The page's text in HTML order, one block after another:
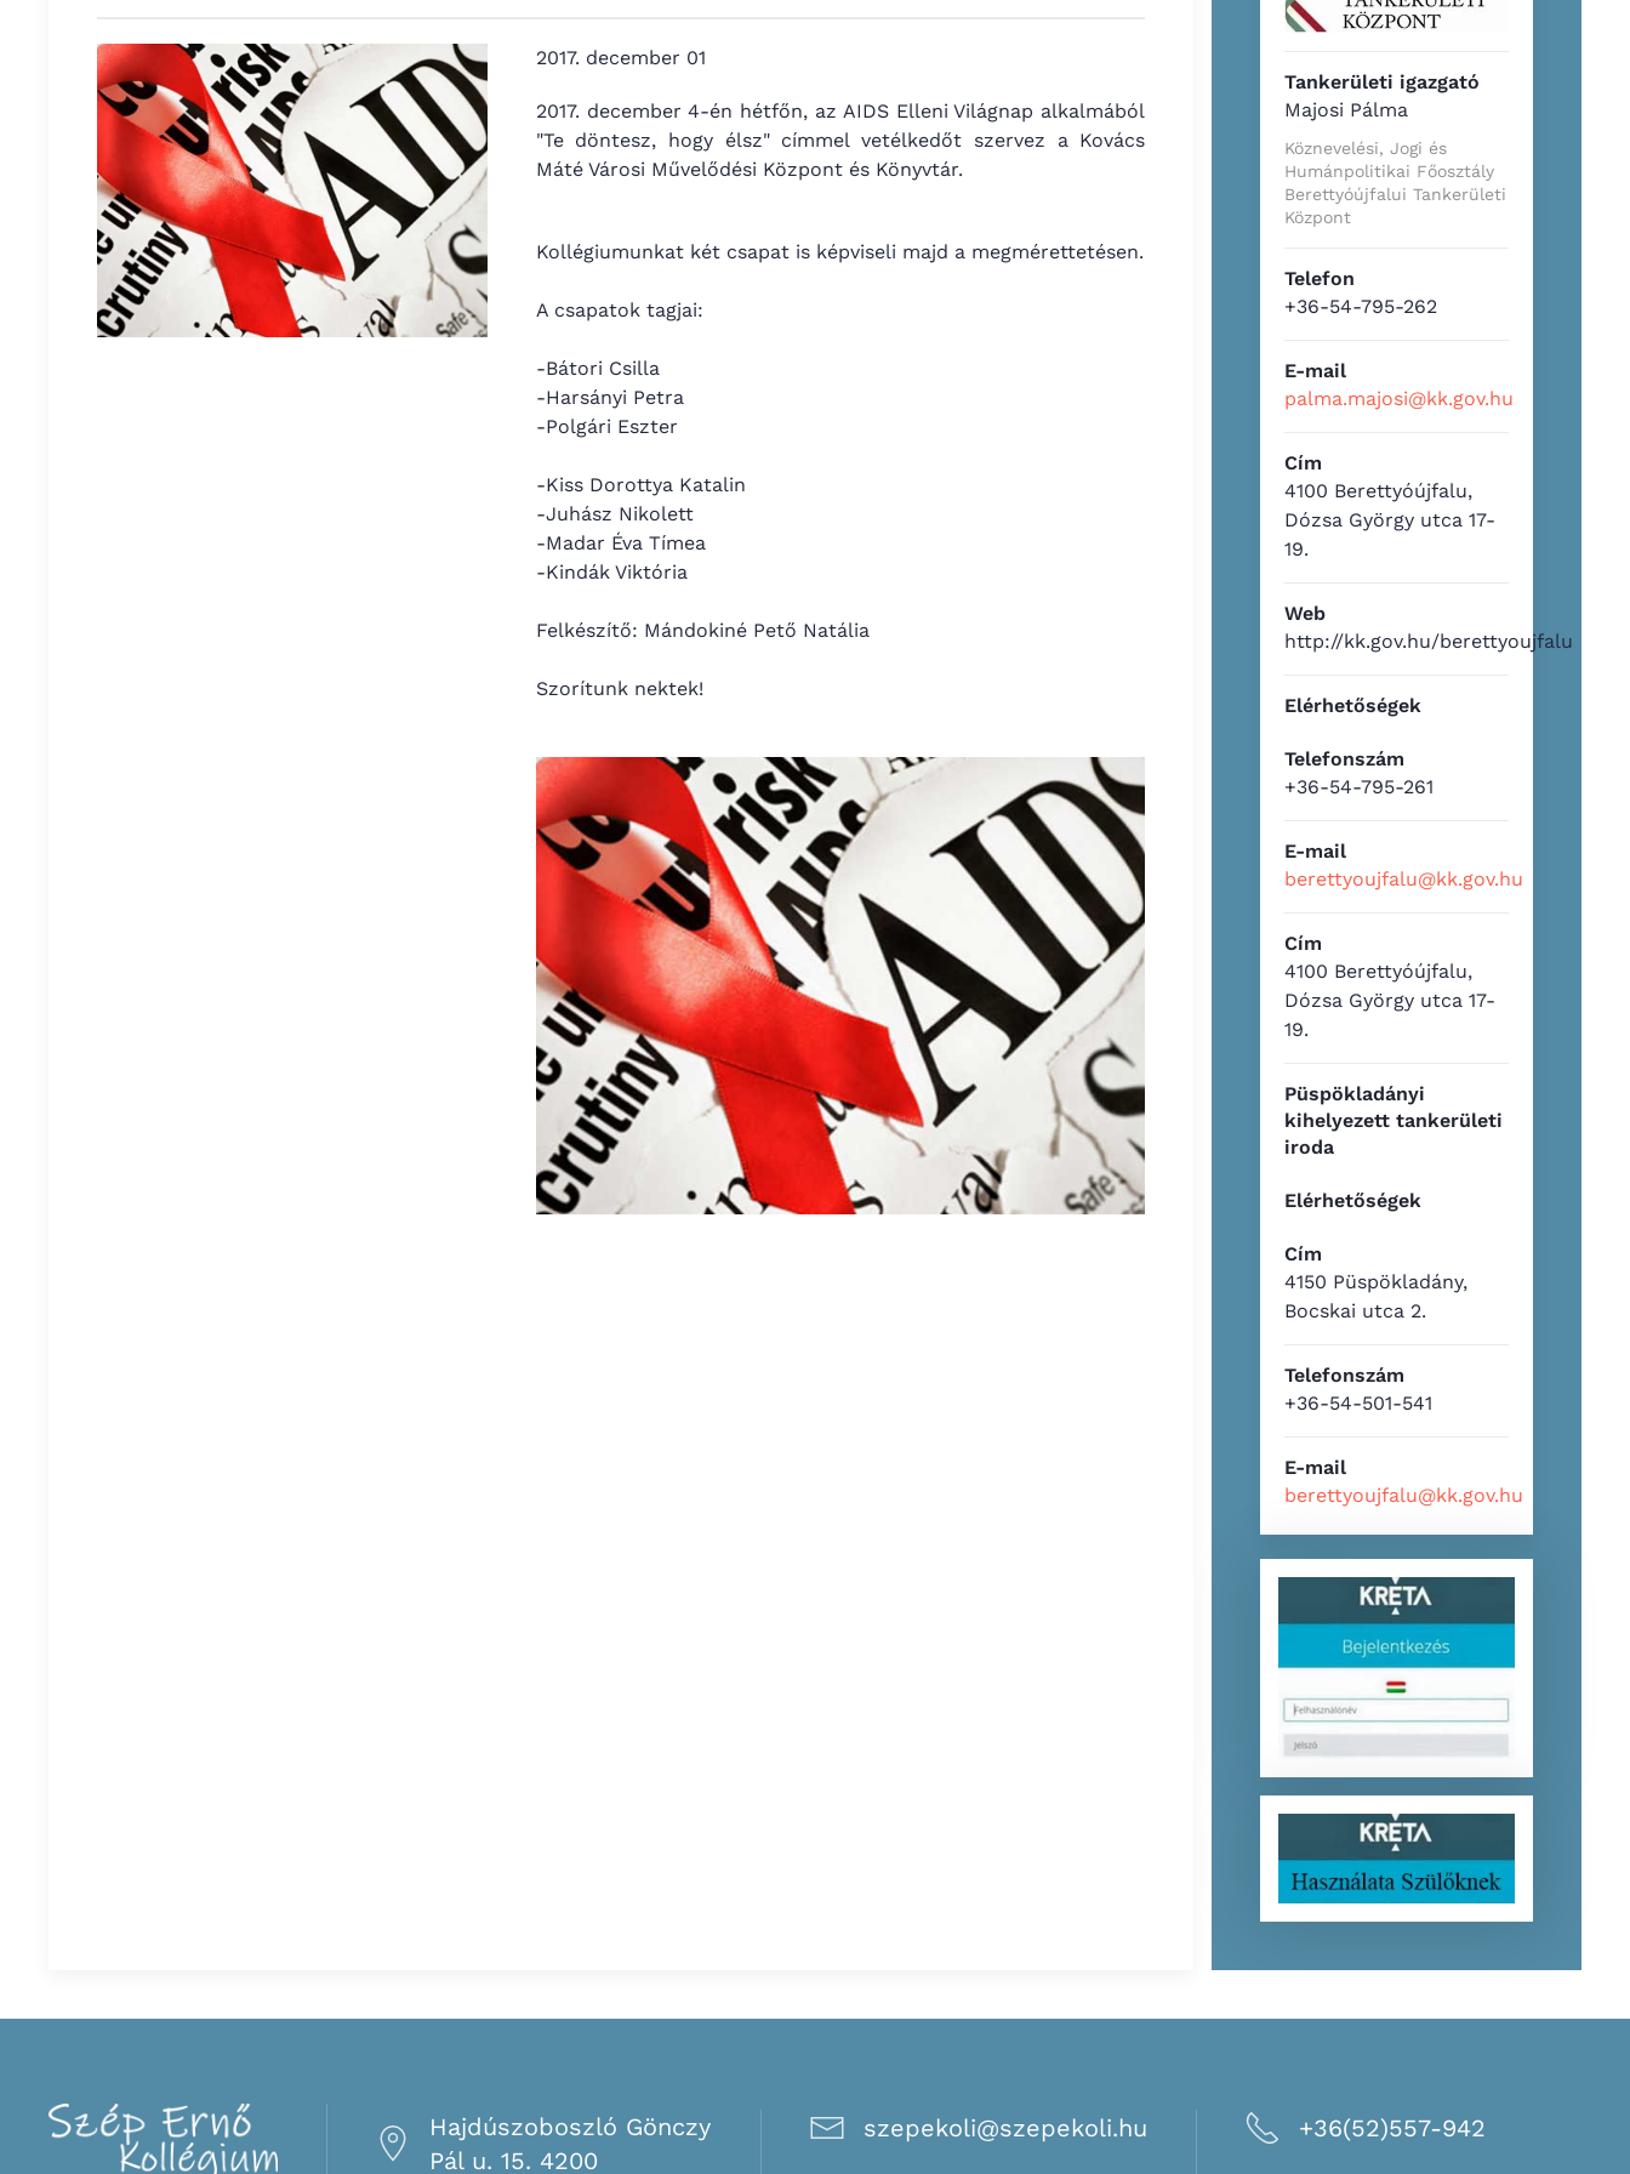
2017. december 01
2017. december 4-én hétfőn, az AIDS Elleni Világnap alkalmából
"Te döntesz, hogy élsz" címmel vetélkedőt szervez a Kovács
Máté Városi Művelődési Központ és Könyvtár.
Kollégiumunkat két csapat is képviseli majd a megmérettetésen.
A csapatok tagjai:
-Bátori Csilla
-Harsányi Petra
-Polgári Eszter
-Kiss Dorottya Katalin
-Juhász Nikolett
-Madar Éva Tímea
-Kindák Viktória
Felkészítő: Mándokiné Pető Natália
Szorítunk nektek!
Tankerületi igazgató
Majosi Pálma
Köznevelési, Jogi és
Humánpolitikai Főosztály
Berettyóújfalui Tankerületi
Központ
Telefon
+36-54-795-262
E-mail
palma.majosi@kk.gov.hu
Cím
4100 Berettyóújfalu,
Dózsa György utca 17-
19.
Web
http://kk.gov.hu/berettyoujfalu
Elérhetőségek
Telefonszám
+36-54-795-261
E-mail
berettyoujfalu@kk.gov.hu
Cím
4100 Berettyóújfalu,
Dózsa György utca 17-
19.
Püspökladányi
kihelyezett tankerületi
iroda
Elérhetőségek
Cím
4150 Püspökladány,
Bocskai utca 2.
Telefonszám
+36-54-501-541
E-mail
berettyoujfalu@kk.gov.hu
Hajdúszoboszló Gönczy
Pál u. 15. 4200
szepekoli@szepekoli.hu +36(52)557-942